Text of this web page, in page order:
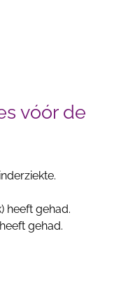
vóór de
heeft gehad.
gehad.